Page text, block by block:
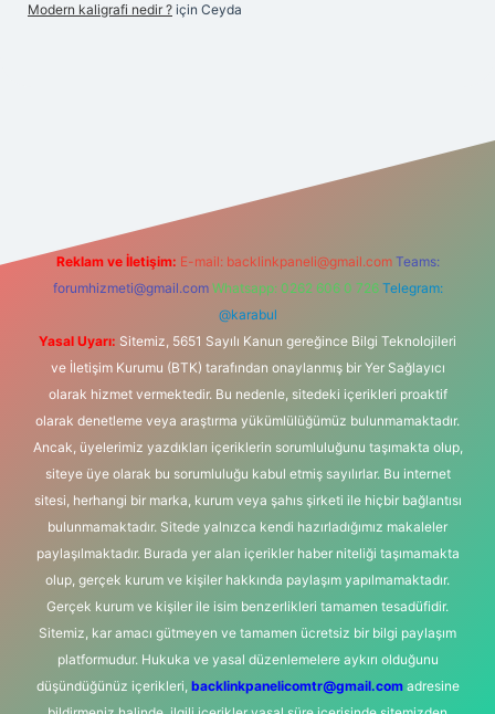
Modern kaligrafi nedir ? için Ceyda
Reklam ve İletişim: E-mail: backlinkpaneli@gmail.com Teams:
forumhizmeti@gmail.com Whatsapp: 0262 606 0 726 Telegram:
@karabul
Yasal Uyarı: Sitemiz, 5651 Sayılı Kanun gereğince Bilgi Teknolojileri
ve İletişim Kurumu (BTK) tarafından onaylanmış bir Yer Sağlayıcı
olarak hizmet vermektedir. Bu nedenle, sitedeki içerikleri proaktif
olarak denetleme veya araştırma yükümlülüğümüz bulunmamaktadır.
Ancak, üyelerimiz yazdıkları içeriklerin sorumluluğunu taşımakta olup,
siteye üye olarak bu sorumluluğu kabul etmiş sayılırlar. Bu internet
sitesi, herhangi bir marka, kurum veya şahıs şirketi ile hiçbir bağlantısı
bulunmamaktadır. Sitede yalnızca kendi hazırladığımız makaleler
paylaşılmaktadır. Burada yer alan içerikler haber niteliği taşımamakta
olup, gerçek kurum ve kişiler hakkında paylaşım yapılmamaktadır.
Gerçek kurum ve kişiler ile isim benzerlikleri tamamen tesadüfidir.
Sitemiz, kar amacı gütmeyen ve tamamen ücretsiz bir bilgi paylaşım
platformudur. Hukuka ve yasal düzenlemelere aykırı olduğunu
düşündüğünüz içerikleri, backlinkpanelicomtr@gmail.comadresine